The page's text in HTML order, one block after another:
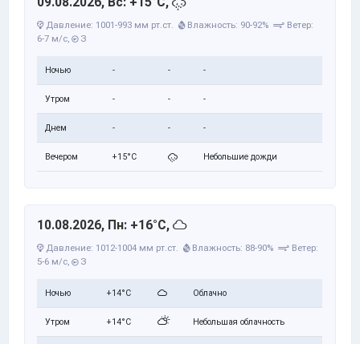
Давление: 1001-993 мм рт.ст. Влажность: 90-92%
Ветер:
6-7 м/с, З
Ночью - - -
Утром - - -
Днем - - -
Вечером +15°C Небольшие дожди
10.08.2026, Пн: +16°C,
Давление: 1012-1004 мм рт.ст. Влажность: 88-90%
Ветер:
5-6 м/с, З
Ночью +14°C Облачно
Утром +14°C Небольшая облачность